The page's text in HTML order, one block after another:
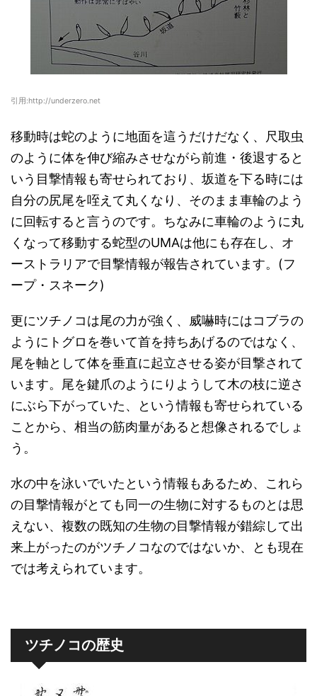
引用:http://underzero.net
移動時は蛇のように地面を這うだけだなく、尺取虫
のように体を伸び縮みさせながら前進・後退すると
いう目撃情報も寄せられており、坂道を下る時には
自分の尻尾を咥えて丸くなり、そのまま車輪のよう
に回転すると言うのです。ちなみに車輪のように丸
くなって移動する蛇型のUMAは他にも存在し、オ
ーストラリアで目撃情報が報告されています。(フ
ープ・スネーク)
更にツチノコは尾の力が強く、威嚇時にはコブラの
ようにトグロを巻いて首を持ちあげるのではなく、
尾を軸として体を垂直に起立させる姿が目撃されて
います。尾を鍵爪のようにりようして木の枝に逆さ
にぶら下がっていた、という情報も寄せられている
ことから、相当の筋肉量があると想像されるでしょ
う。
水の中を泳いでいたという情報もあるため、これら
の目撃情報がとても同一の生物に対するものとは思
えない、複数の既知の生物の目撃情報が錯綜して出
来上がったのがツチノコなのではないか、とも現在
では考えられています。
ツチノコの歴史